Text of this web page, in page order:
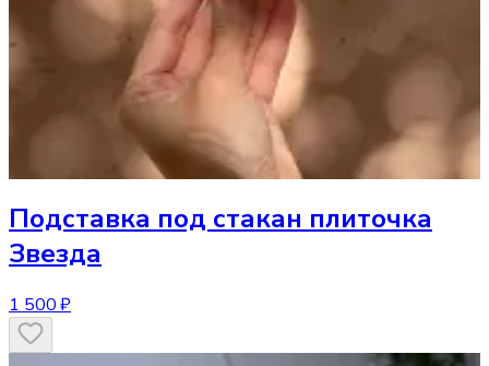
Подставка под стакан плиточка
Звезда
1 500 ₽